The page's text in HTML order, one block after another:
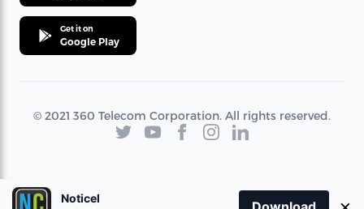
Get it on
Google Play
© 2021 360 Telecom Corporation. All rights reserved.
Noticel